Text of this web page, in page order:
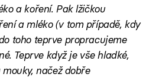
a koření. Pak lžičkou
a mléko (v tom případě, kdy
toho teprve propracujeme
Teprve když je vše hladké,
načež dobře